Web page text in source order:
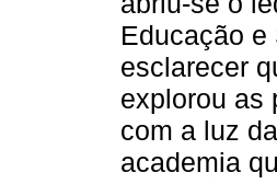
Educação
esclarecer
explorou as
com a luz
academia